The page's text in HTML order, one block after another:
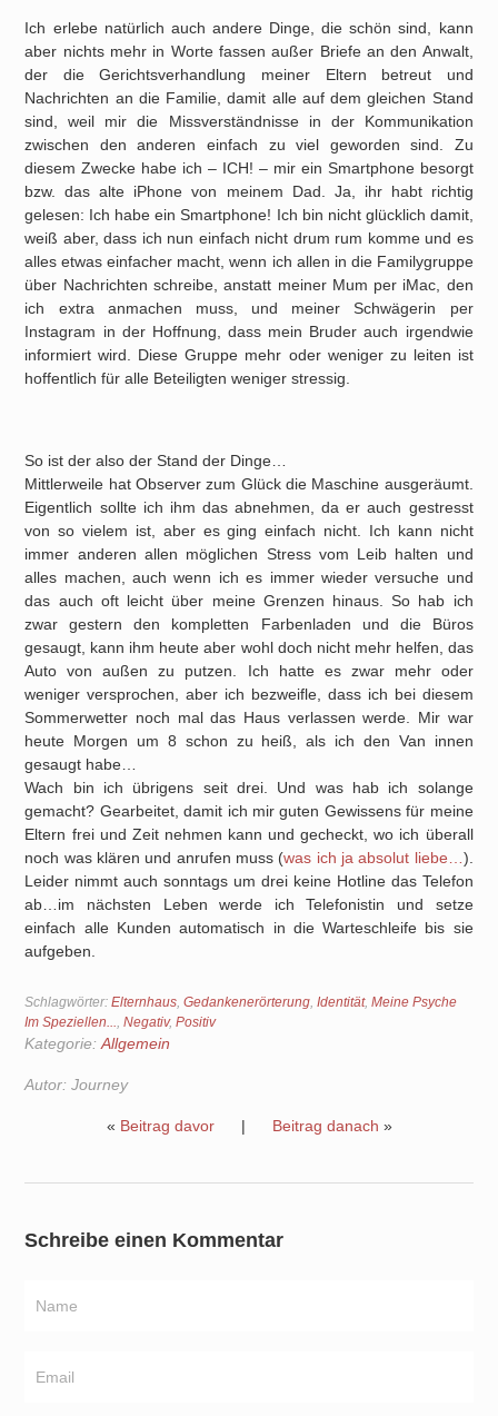
Ich erlebe natürlich auch andere Dinge, die schön sind, kann
aber nichts mehr in Worte fassen außer Briefe an den Anwalt,
der die Gerichtsverhandlung meiner Eltern betreut und
Nachrichten an die Familie, damit alle auf dem gleichen Stand
sind, weil mir die Missverständnisse in der Kommunikation
zwischen den anderen einfach zu viel geworden sind. Zu
diesem Zwecke habe ich – ICH! – mir ein Smartphone besorgt
bzw. das alte iPhone von meinem Dad. Ja, ihr habt richtig
gelesen: Ich habe ein Smartphone! Ich bin nicht glücklich damit,
weiß aber, dass ich nun einfach nicht drum rum komme und es
alles etwas einfacher macht, wenn ich allen in die Familygruppe
über Nachrichten schreibe, anstatt meiner Mum per iMac, den
ich extra anmachen muss, und meiner Schwägerin per
Instagram in der Hoffnung, dass mein Bruder auch irgendwie
informiert wird. Diese Gruppe mehr oder weniger zu leiten ist
hoffentlich für alle Beteiligten weniger stressig.
So ist der also der Stand der Dinge…
Mittlerweile hat Observer zum Glück die Maschine ausgeräumt.
Eigentlich sollte ich ihm das abnehmen, da er auch gestresst
von so vielem ist, aber es ging einfach nicht. Ich kann nicht
immer anderen allen möglichen Stress vom Leib halten und
alles machen, auch wenn ich es immer wieder versuche und
das auch oft leicht über meine Grenzen hinaus. So hab ich
zwar gestern den kompletten Farbenladen und die Büros
gesaugt, kann ihm heute aber wohl doch nicht mehr helfen, das
Auto von außen zu putzen. Ich hatte es zwar mehr oder
weniger versprochen, aber ich bezweifle, dass ich bei diesem
Sommerwetter noch mal das Haus verlassen werde. Mir war
heute Morgen um 8 schon zu heiß, als ich den Van innen
gesaugt habe…
Wach bin ich übrigens seit drei. Und was hab ich solange
gemacht? Gearbeitet, damit ich mir guten Gewissens für meine
Eltern frei und Zeit nehmen kann und gecheckt, wo ich überall
noch was klären und anrufen muss (was ich ja absolut liebe… ).
Leider nimmt auch sonntags um drei keine Hotline das Telefon
ab…im nächsten Leben werde ich Telefonistin und setze
einfach alle Kunden automatisch in die Warteschleife bis sie
aufgeben.
Schlagwörter:Elternhaus,Gedankenerörterung,Identität,Meine Psyche
Im Speziellen...,Negativ,Positiv
Kategorie: Allgemein
Autor: Journey
« Beitrag davor| Beitrag danach »
Schreibe einen Kommentar